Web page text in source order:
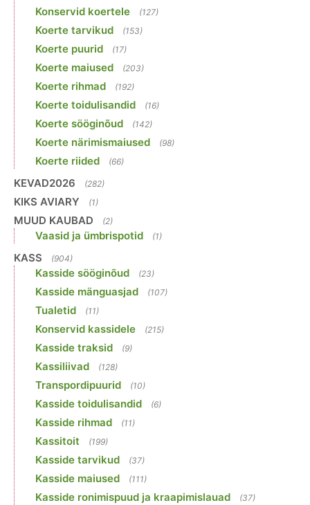
Konservid koertele (127)
Koerte tarvikud (153)
Koerte puurid (17)
Koerte maiused (203)
Koerte rihmad (192)
Koerte toidulisandid (16)
Koerte sööginõud (142)
Koerte närimismaiused (98)
Koerte riided (66)
KEVAD2026 (282)
KIKS AVIARY (1)
MUUD KAUBAD (2)
Vaasid ja ümbrispotid (1)
KASS (904)
Kasside sööginõud (23)
Kasside mänguasjad (107)
Tualetid (11)
Konservid kassidele (215)
Kasside traksid (9)
Kassiliivad (128)
Transpordipuurid (10)
Kasside toidulisandid (6)
Kasside rihmad (11)
Kassitoit (199)
Kasside tarvikud (37)
Kasside maiused (111)
Kasside ronimispuud ja kraapimislauad (37)